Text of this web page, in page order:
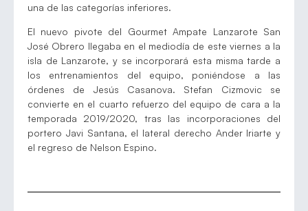
una de las categorías inferiores.
El nuevo pivote del Gourmet Ampate Lanzarote San
José Obrero llegaba en el mediodía de este viernes a la
isla de Lanzarote, y se incorporará esta misma tarde a
los entrenamientos del equipo, poniéndose a las
órdenes de Jesús Casanova. Stefan Cizmovic se
convierte en el cuarto refuerzo del equipo de cara a la
temporada 2019/2020, tras las incorporaciones del
portero Javi Santana, el lateral derecho Ander Iriarte y
el regreso de Nelson Espino.